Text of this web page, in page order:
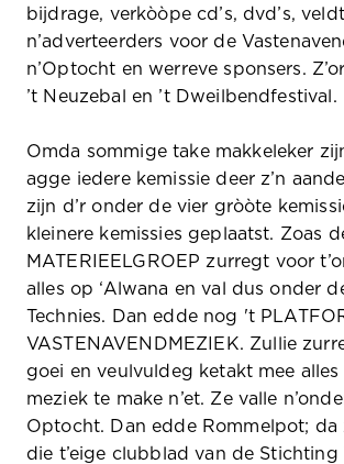
bijdrage, verkòòpe cd’s, dvd’s,
n’adverteerders voor de
n’Optocht en werreve sponsers.
’t Neuzebal en ’t Dweilbendfestival.
Omda sommige take makkeleker
agge iedere kemissie deer z’n
zijn d’r onder de vier gròòte
kleinere kemissies geplaatst. Zoas
MATERIEELGROEP zurregt voor
alles op ‘Alwana en val dus onder
Technies. Dan edde nog 't
VASTENAVENDMEZIEK. Zullie
goei en veulvuldeg ketakt mee alles
meziek te make n’et. Ze valle
Optocht. Dan edde Rommelpot; da
die t’eige clubblad van de Stichting